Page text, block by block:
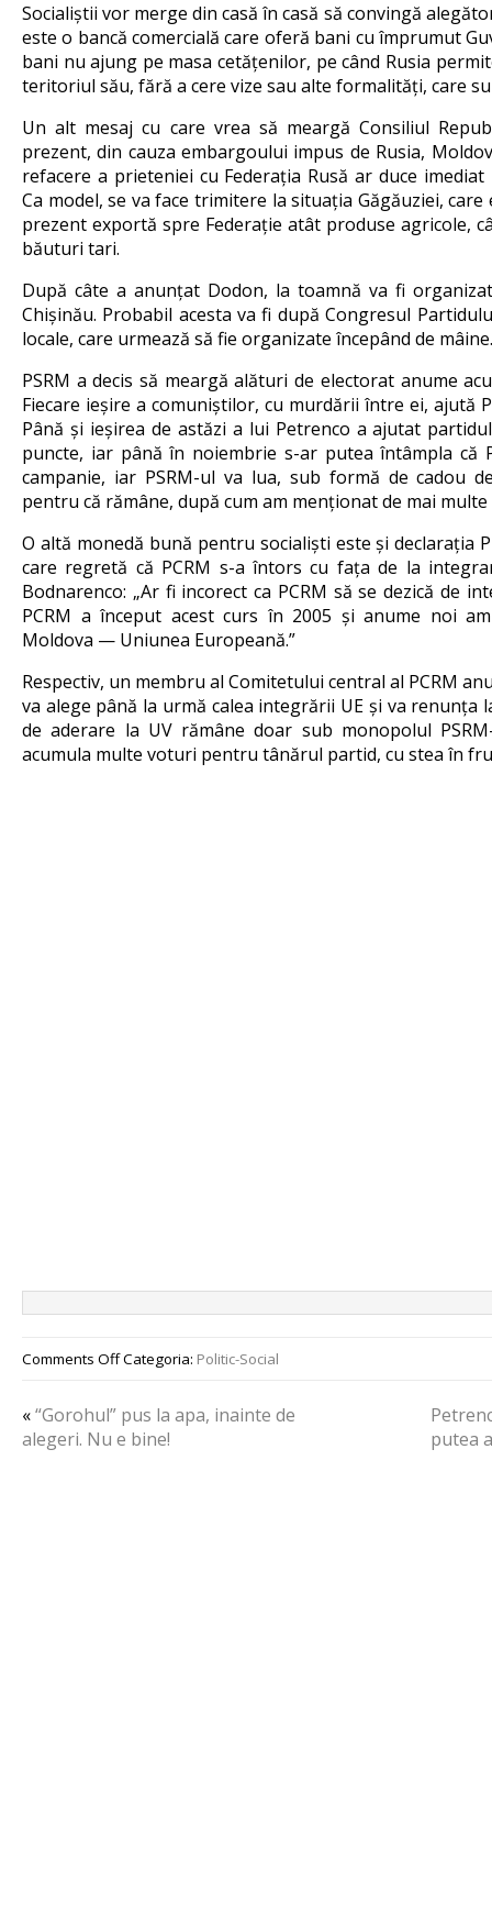
Socialiștii vor merge din casă în casă să convingă
este o bancă comercială care oferă bani cu împrumut
bani nu ajung pe masa cetățenilor, pe când Rusia
teritoriul său, fără a cere vize sau alte formalități, care
Un alt mesaj cu care vrea să meargă Consiliul
prezent, din cauza embargoului impus de Rusia,
refacere a prieteniei cu Federația Rusă ar duce
Ca model, se va face trimitere la situația Găgăuziei,
prezent exportă spre Federație atât produse agricole,
băuturi tari.
După câte a anunțat Dodon, la toamnă va fi
Chișinău. Probabil acesta va fi după Congresul
locale, care urmează să fie organizate începând de mâine.
PSRM a decis să meargă alături de electorat anume
Fiecare ieșire a comuniștilor, cu murdării între ei, ajută
Până și ieșirea de astăzi a lui Petrenco a ajutat
puncte, iar până în noiembrie s-ar putea întâmpla că
campanie, iar PSRM-ul va lua, sub formă de cadou
pentru că rămâne, după cum am menționat de mai
O altă monedă bună pentru socialiști este și declarația
care regretă că PCRM s-a întors cu fața de la
Bodnarenco: „Ar fi incorect ca PCRM să se dezică de
PCRM a început acest curs în 2005 și anume noi
Moldova — Uniunea Europeană.”
Respectiv, un membru al Comitetului central al PCRM
va alege până la urmă calea integrării UE și va renunța
de aderare la UV rămâne doar sub monopolul
acumula multe voturi pentru tânărul partid, cu stea în
Comments OffCategoria: Politic-Social
«“Gorohul” pus la apa, inainte de
alegeri. Nu e bine!
putea